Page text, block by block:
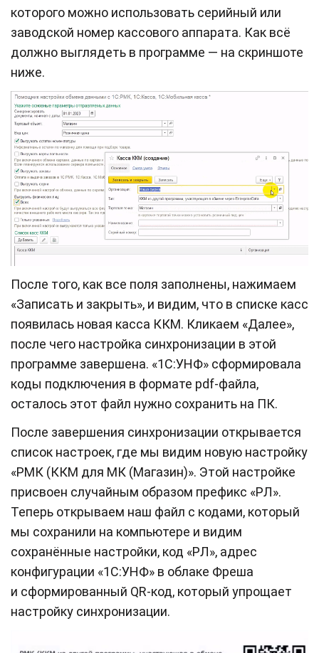
которого можно использовать серийный или
заводской номер кассового аппарата. Как всё
должно выглядеть в программе — на скриншоте
ниже.
После того, как все поля заполнены, нажимаем
«Записать и закрыть», и видим, что в списке касс
появилась новая касса ККМ. Кликаем «Далее»,
после чего настройка синхронизации в этой
программе завершена. «1С:УНФ» сформировала
коды подключения в формате pdf-файла,
осталось этот файл нужно сохранить на ПК.
После завершения синхронизации открывается
список настроек, где мы видим новую настройку
«РМК (ККМ для МК (Магазин)». Этой настройке
присвоен случайным образом префикс «РЛ».
Теперь открываем наш файл с кодами, который
мы сохранили на компьютере и видим
сохранённые настройки, код «РЛ», адрес
конфигурации «1С:УНФ» в облаке Фреша
и сформированный QR-код, который упрощает
настройку синхронизации.